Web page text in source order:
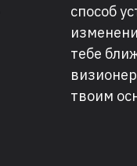
способ
тебе
твоим